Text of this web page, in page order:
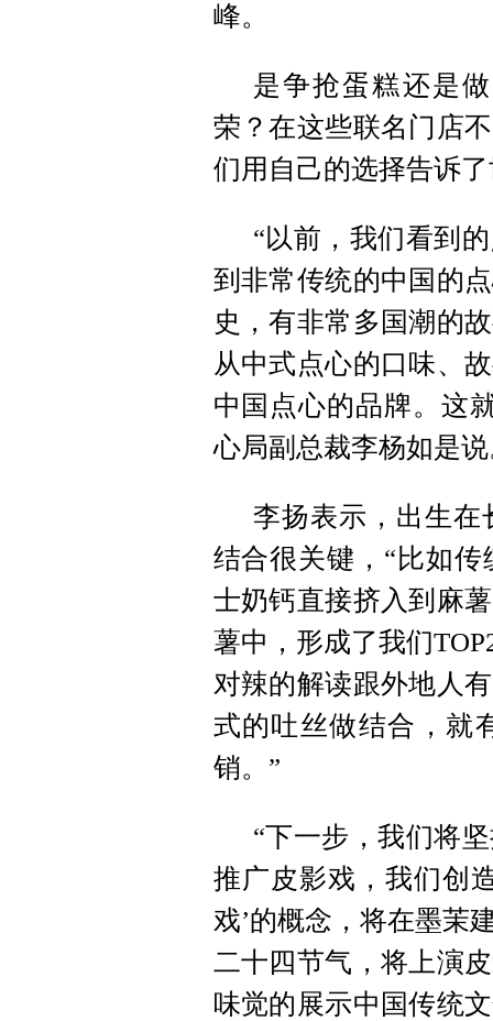
峰。
是争抢蛋糕还是
荣？在这些联名门店
们用自己的选择告诉
“以前，我们看到
到非常传统的中国的
史，有非常多国潮的
从中式点心的口味、
中国点心的品牌。这
心局副总裁李杨如是
李扬表示，出生
结合很关键，“比如
士奶钙直接挤入到麻
薯中，形成了我们
对辣的解读跟外地人
式的吐丝做结合，就
销。”
“下一步，我们将
推广皮影戏，我们创
戏’的概念，将在墨茉
二十四节气，将上演
味觉的展示中国传统